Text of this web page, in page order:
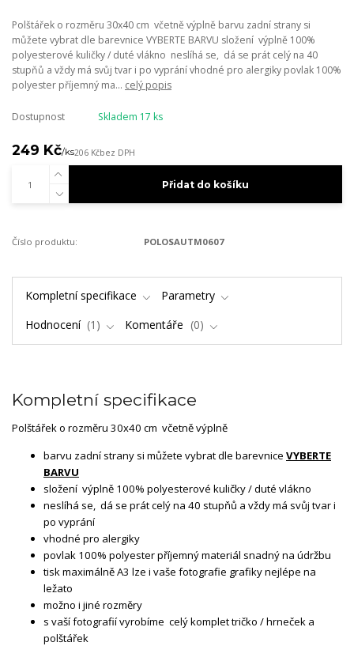
Polštářek o rozměru 30x40 cm včetně výplně barvu zadní strany si
můžete vybrat dle barevnice VYBERTE BARVU složení výplně 100%
polyesterové kuličky / duté vlákno neslíhá se, dá se prát celý na 40
stupňů a vždy má svůj tvar i po vyprání vhodné pro alergiky povlak 100%
polyester příjemný ma... celý popis
Dostupnost Skladem 17 ks
249 Kč/ks206 Kčbez DPH
Přidat do košíku
Číslo produktu: POLOSAUTM0607
Kompletní specifikace
Parametry
Hodnocení
1 Komentáře 0
Kompletní specifikace
Polštářek o rozměru 30x40 cm včetně výplně
barvu zadní strany si můžete vybrat dle barevnice VYBERTE
BARVU
složení výplně 100% polyesterové kuličky / duté vlákno
neslíhá se, dá se prát celý na 40 stupňů a vždy má svůj tvar i
po vyprání
vhodné pro alergiky
povlak 100% polyester příjemný materiál snadný na údržbu
tisk maximálně A3 lze i vaše fotografie grafiky nejlépe na
ležato
možno i jiné rozměry
s vaší fotografií vyrobíme celý komplet tričko / hrneček a
polštářek